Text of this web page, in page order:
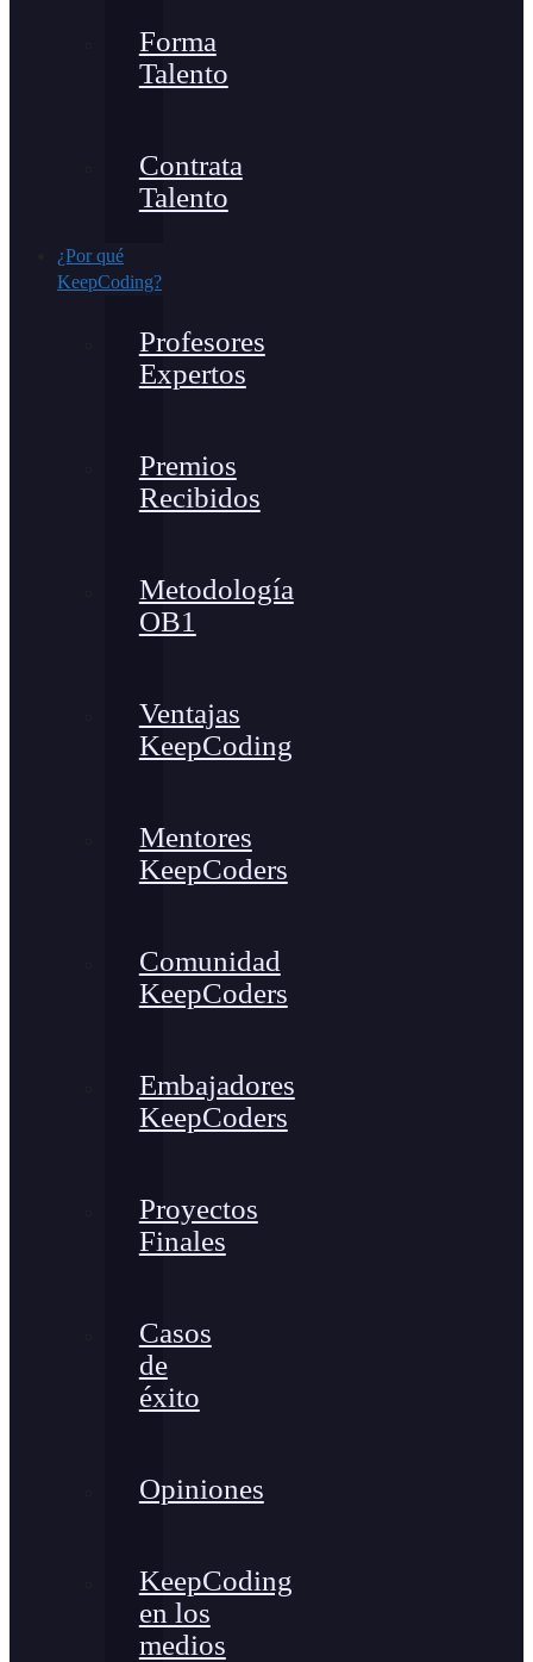
Forma
Talento
Contrata
Talento
¿Por qué
KeepCoding?
Profesores
Expertos
Premios
Recibidos
Metodología
OB1
Ventajas
KeepCoding
Mentores
KeepCoders
Comunidad
KeepCoders
Embajadores
KeepCoders
Proyectos
Finales
Casos
de
éxito
Opiniones
KeepCoding
en los
medios